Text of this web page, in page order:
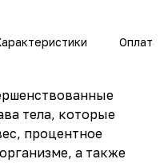
Оплата
тела, которые
процентное
а также